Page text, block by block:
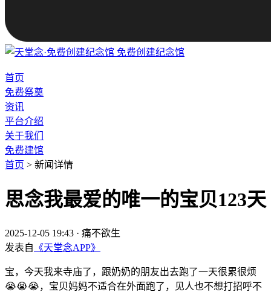
免费创建纪念馆
首页
免费祭奠
资讯
平台介绍
关于我们
免费建馆
首页 > 新闻详情
思念我最爱的唯一的宝贝123天
2025-12-05 19:43 · 痛不欲生
发表自 《天堂念APP》
宝，今天我来寺庙了，跟奶奶的朋友出去跑了一天很累很烦
😭😭😭，宝贝妈妈不适合在外面跑了，见人也不想打招呼不